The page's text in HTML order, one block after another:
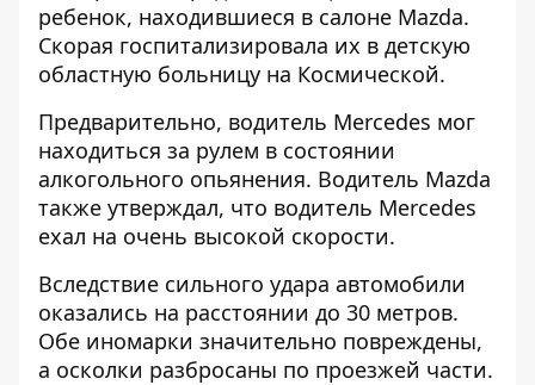
ребенок, находившиеся в салоне Mazda.
Скорая госпитализировала их в детскую
областную больницу на Космической.
Предварительно, водитель Mercedes мог
находиться за рулем в состоянии
алкогольного опьянения. Водитель Mazda
также утверждал, что водитель Mercedes
ехал на очень высокой скорости.
Вследствие сильного удара автомобили
оказались на расстоянии до 30 метров.
Обе иномарки значительно повреждены,
а осколки разбросаны по проезжей части.